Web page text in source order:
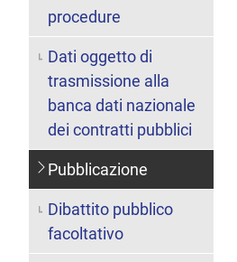
procedure
Dati oggetto di
trasmissione alla
banca dati nazionale
dei contratti pubblici
Pubblicazione
Dibattito pubblico
facoltativo